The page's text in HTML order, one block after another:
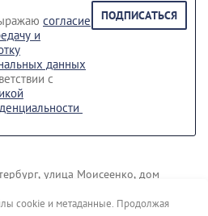
согласие
и
данных
с
ПОДПИСАТЬСЯ
улица Моисеенко, дом
cookie и метаданные. Продолжая